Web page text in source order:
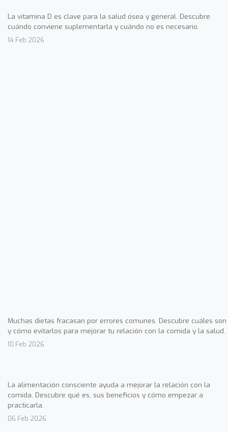
La vitamina D es clave para la salud ósea y general. Descubre
cuándo conviene suplementarla y cuándo no es necesario.
14 Feb 2026
Muchas dietas fracasan por errores comunes. Descubre cuáles son
y cómo evitarlos para mejorar tu relación con la comida y la salud.
10 Feb 2026
La alimentación consciente ayuda a mejorar la relación con la
comida. Descubre qué es, sus beneficios y cómo empezar a
practicarla.
06 Feb 2026